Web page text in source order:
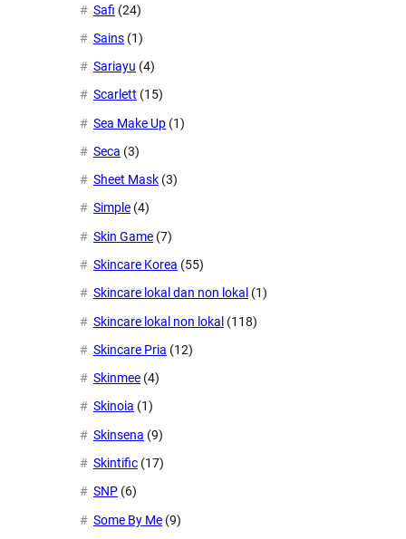
Safi (24)
Sains (1)
Sariayu (4)
Scarlett (15)
Sea Make Up (1)
Seca (3)
Sheet Mask (3)
Simple (4)
Skin Game (7)
Skincare Korea (55)
Skincare lokal dan non lokal (1)
Skincare lokal non lokal (118)
Skincare Pria (12)
Skinmee (4)
Skinoia (1)
Skinsena (9)
Skintific (17)
SNP (6)
Some By Me (9)